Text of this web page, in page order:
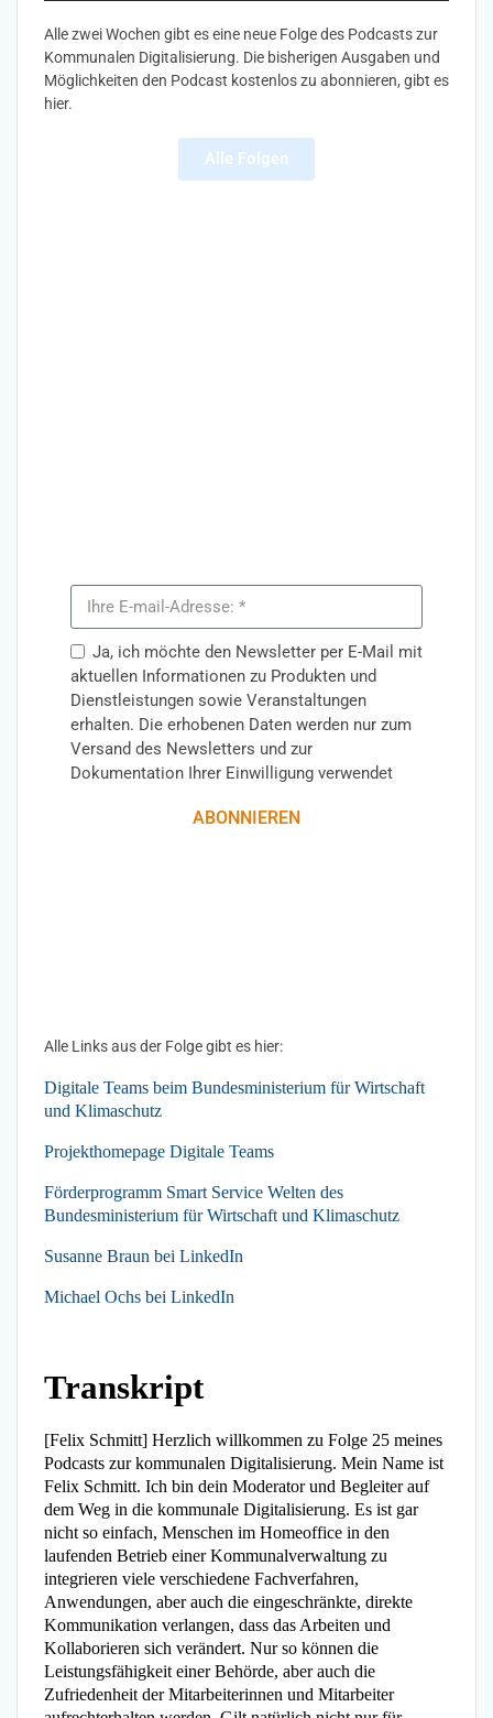
Alle zwei Wochen gibt es eine neue Folge des Podcasts zur
Kommunalen Digitalisierung. Die bisherigen Ausgaben und
Möglichkeiten den Podcast kostenlos zu abonnieren, gibt es
hier.
Alle Folgen
Ja, ich möchte den Newsletter per E-Mail mit
aktuellen Informationen zu Produkten und
Dienstleistungen sowie Veranstaltungen
erhalten. Die erhobenen Daten werden nur zum
Versand des Newsletters und zur
Dokumentation Ihrer Einwilligung verwendet
ABONNIEREN
Alle Links aus der Folge gibt es hier:
Digitale Teams beim Bundesministerium für Wirtschaft
und Klimaschutz
Projekthomepage Digitale Teams
Förderprogramm Smart Service Welten des
Bundesministerium für Wirtschaft und Klimaschutz
Susanne Braun bei LinkedIn
Michael Ochs bei LinkedIn
Transkript
[Felix Schmitt] Herzlich willkommen zu Folge 25 meines
Podcasts zur kommunalen Digitalisierung. Mein Name ist
Felix Schmitt. Ich bin dein Moderator und Begleiter auf
dem Weg in die kommunale Digitalisierung. Es ist gar
nicht so einfach, Menschen im Homeoffice in den
laufenden Betrieb einer Kommunalverwaltung zu
integrieren viele verschiedene Fachverfahren,
Anwendungen, aber auch die eingeschränkte, direkte
Kommunikation verlangen, dass das Arbeiten und
Kollaborieren sich verändert. Nur so können die
Leistungsfähigkeit einer Behörde, aber auch die
Zufriedenheit der Mitarbeiterinnen und Mitarbeiter